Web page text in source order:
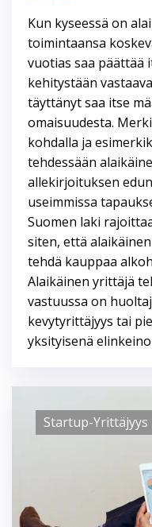
Kun kyseessä on
toimintaansa
vuotias saa päättää
kehitystään
täyttänyt saa itse
omaisuudesta.
kohdalla ja
tehdessään
allekirjoituksen
useimmissa
Suomen laki
siten, että
tehdä kauppaa
Alaikäinen yrittäjä
vastuussa on
kevytyrittäjyys tai
yksityisenä
Startup-Yrittäjyys